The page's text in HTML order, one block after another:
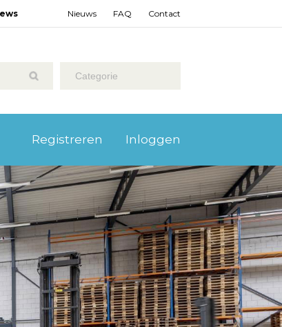
Contact
FAQ
Nieuws
Categorie
Inloggen
Registreren